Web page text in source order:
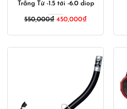
Trắng Từ -1.5 tới -6.0 diop
550,000₫ Giá
550,000₫.
450,000₫Giá
là:
450,000₫.